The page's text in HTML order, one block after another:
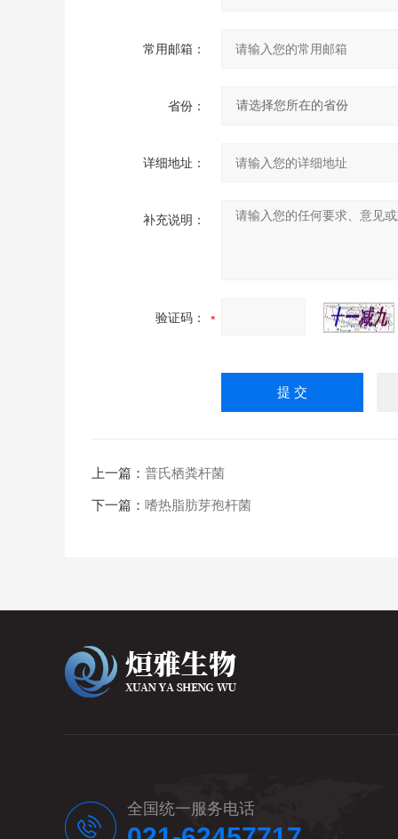
常用邮箱：
省份：
详细地址：
补充说明：
验证码：
上一篇： 普氏栖粪杆菌
下一篇： 嗜热脂肪芽孢杆菌
全国统一服务电话